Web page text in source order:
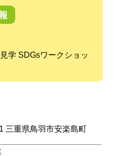
学 SDGsワークショッ
三重県鳥羽市安楽島町